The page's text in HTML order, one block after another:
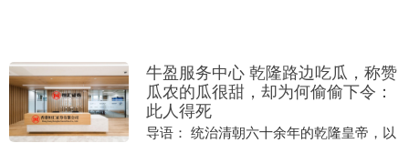
牛盈服务中心 乾隆路边吃瓜，称赞
瓜农的瓜很甜，却为何偷偷下令：
此人得死
导语： 统治清朝六十余年的乾隆皇帝，以